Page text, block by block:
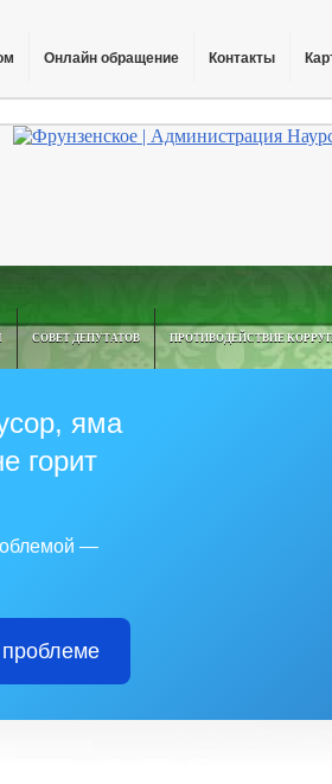
Онлайн обращение Контакты
СОВЕТ ДЕПУТАТОВ ПРОТИВОДЕЙСТВИЕ
яма
горит
—